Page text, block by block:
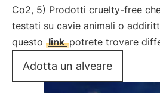
Co2, 5) Prodotti cruelty-free
testati su cavie animali o
questo link potrete trovare
Adotta un alveare